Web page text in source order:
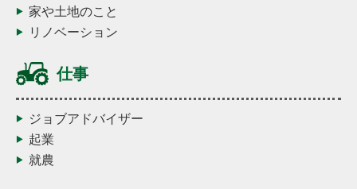
家や土地のこと
リノベーション
仕事
ジョブアドバイザー
起業
就農